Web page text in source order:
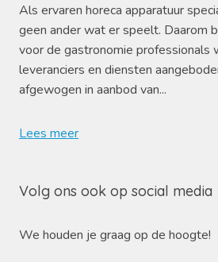
Als ervaren horeca apparatuur
geen ander wat er speelt. Daarom
voor de gastronomie professionals
leveranciers en diensten
afgewogen in aanbod van...
Lees meer
Volg ons ook op social media
We houden je graag op de hoogte!